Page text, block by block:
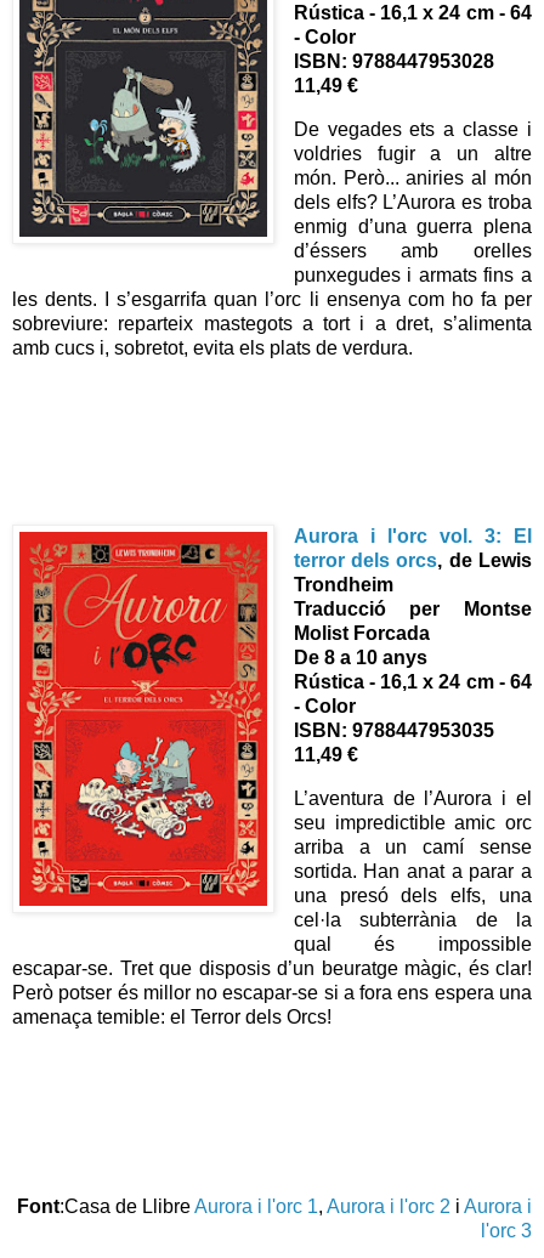
Rústica - 16,1 x 24 cm - 64
- Color
ISBN: 9788447953028
11,49 €
De vegades ets a classe i
voldries fugir a un altre
món. Però... aniries al món
dels elfs? L’Aurora es troba
enmig d’una guerra plena
d’éssers amb orelles
punxegudes i armats fins a
les dents. I s’esgarrifa quan l’orc li ensenya com ho fa per
sobreviure: reparteix mastegots a tort i a dret, s’alimenta
amb cucs i, sobretot, evita els plats de verdura.
Aurora i l'orc vol. 3: El
terror dels orcs, de Lewis
Trondheim
Traducció per Montse
Molist Forcada
De 8 a 10 anys
Rústica - 16,1 x 24 cm - 64
- Color
ISBN: 9788447953035
11,49 €
L’aventura de l’Aurora i el
seu impredictible amic orc
arriba a un camí sense
sortida. Han anat a parar a
una presó dels elfs, una
cel·la subterrània de la
qual és impossible
escapar-se. Tret que disposis d’un beuratge màgic, és clar!
Però potser és millor no escapar-se si a fora ens espera una
amenaça temible: el Terror dels Orcs!
Font:Casa de LlibreAurora i l'orc 1, Aurora i l'orc 2 i Aurora i
l'orc 3